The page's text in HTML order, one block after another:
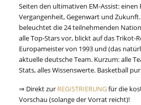
Seiten den ultimativen EM-Assist: einen
Vergangenheit, Gegenwart und
beleuchtet die 24 teilnehmenden
alle Top-Stars vor, blickt auf das Trikot-
Europameister von 1993 und (das
aktuelle deutsche Team. Kurzum: alle
Stats, alles Wissenswerte. Basketball
⇒ Direkt zur REGISTRIERUNGfür die
Vorschau (solange der Vorrat reicht)!